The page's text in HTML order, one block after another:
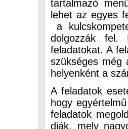
tartalmazó
lehet az egyes
a
dolgozzák
feladatokat. A
szükséges még
helyenként a
A feladatok
hogy
feladatok
diák, mely